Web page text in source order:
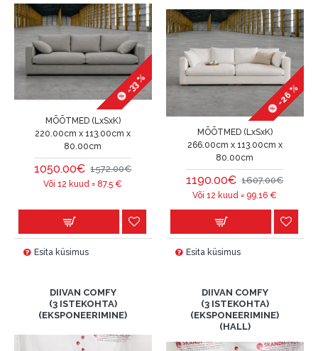
-33 %
MÕÕTMED (LxSxK)
220.00cm x 113.00cm x
80.00cm
1050.00€ 1572.00€
Või 12 kuud = 87.5 €
Esita küsimus
-26 %
MÕÕTMED (LxSxK)
266.00cm x 113.00cm x
80.00cm
1190.00€ 1607.00€
Või 12 kuud = 99.16 €
Esita küsimus
DIIVAN COMFY
(3 ISTEKOHTA)
(EKSPONEERIMINE)
DIIVAN COMFY
(3 ISTEKOHTA)
(EKSPONEERIMINE)
(HALL)